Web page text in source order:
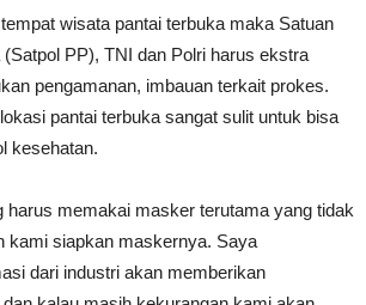
wisata pantai terbuka maka Satuan
PP), TNI dan Polri harus ekstra
pengamanan, imbauan terkait prokes.
pantai terbuka sangat sulit untuk bisa
kesehatan.
harus memakai masker terutama yang tidak
kami siapkan maskernya. Saya
dari industri akan memberikan